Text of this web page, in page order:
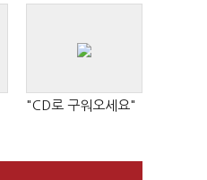
"CD로 구워오세요"